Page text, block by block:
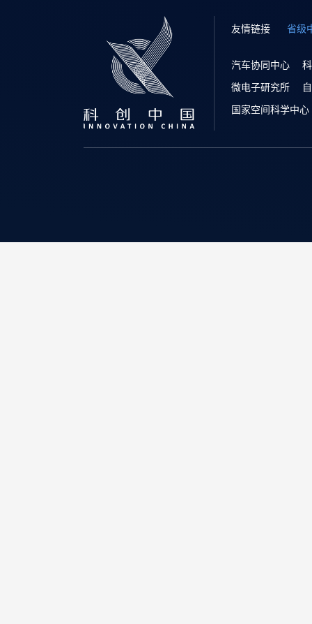
友情链接 省级
汽车协同中心
微电子研究所
国家空间科学中心